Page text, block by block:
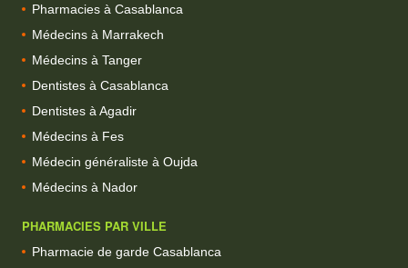
Pharmacies à Casablanca
Médecins à Marrakech
Médecins à Tanger
Dentistes à Casablanca
Dentistes à Agadir
Médecins à Fes
Médecin généraliste à Oujda
Médecins à Nador
PHARMACIES PAR VILLE
Pharmacie de garde Casablanca